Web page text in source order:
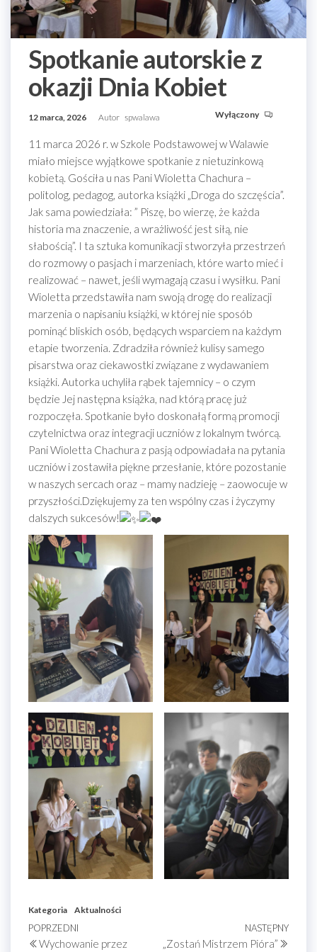
Spotkanie autorskie z
okazji Dnia Kobiet
12 marca, 2026 Autor spwalawa Wyłączony
11 marca 2026 r. w Szkole Podstawowej w Walawie
miało miejsce wyjątkowe spotkanie z nietuzinkową
kobietą. Gościła u nas Pani Wioletta Chachura –
politolog, pedagog, autorka książki „Droga do szczęścia”.
Jak sama powiedziała: ” Piszę, bo wierzę, że każda
historia ma znaczenie, a wrażliwość jest siłą, nie
słabością”. I ta sztuka komunikacji stworzyła przestrzeń
do rozmowy o pasjach i marzeniach, które warto mieć i
realizować – nawet, jeśli wymagają czasu i wysiłku. Pani
Wioletta przedstawiła nam swoją drogę do realizacji
marzenia o napisaniu książki, w której nie sposób
pominąć bliskich osób, będących wsparciem na każdym
etapie tworzenia. Zdradziła również kulisy samego
pisarstwa oraz ciekawostki związane z wydawaniem
książki. Autorka uchyliła rąbek tajemnicy – o czym
będzie Jej następna książka, nad którą pracę już
rozpoczęła. Spotkanie było doskonałą formą promocji
czytelnictwa oraz integracji uczniów z lokalnym twórcą.
Pani Wioletta Chachura z pasją odpowiadała na pytania
uczniów i zostawiła piękne przesłanie, które pozostanie
w naszych sercach oraz – mamy nadzieję – zaowocuje w
przyszłości.Dziękujemy za ten wspólny czas i życzymy
dalszych sukcesów!
Kategoria Aktualności
Nawigacja
Poprzedni
wpis
POPRZEDNI
Wychowanie przez
NASTĘPNY
„Zostań Mistrzem Pióra”